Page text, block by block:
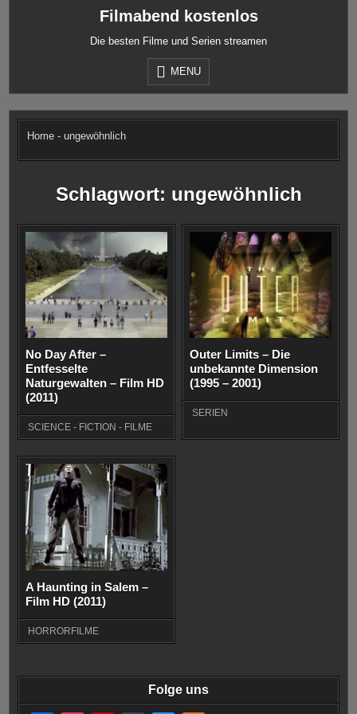
Filmabend kostenlos
Die besten Filme und Serien streamen
MENU
Home -ungewöhnlich
Schlagwort: ungewöhnlich
No Day After –
Entfesselte
Naturgewalten – Film HD
(2011)
SCIENCE - FICTION - FILME
Outer Limits – Die
unbekannte Dimension
(1995 – 2001)
SERIEN
A Haunting in Salem –
Film HD (2011)
HORRORFILME
Folge uns